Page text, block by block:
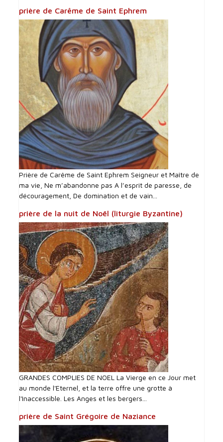
prière de Carême de Saint Ephrem
Prière de Carême de Saint Ephrem Seigneur et Maître de
ma vie, Ne m’abandonne pas A l’esprit de paresse, de
découragement, De domination et de vain...
prière de la nuit de Noël (liturgie Byzantine)
GRANDES COMPLIES DE NOEL La Vierge en ce Jour met
au monde l'Eternel, et la terre offre une grotte à
l'Inaccessible. Les Anges et les bergers...
prière de Saint Grégoire de Naziance